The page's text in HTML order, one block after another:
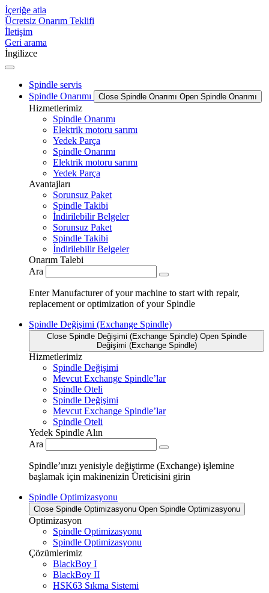
İçeriğe atla
Ücretsiz Onarım Teklifi
İletişim
Geri arama
İngilizce
Spindle servis
Spindle Onarımı
Close Spindle Onarımı Open Spindle Onarımı
Hizmetlerimiz
Spindle Onarımı
Elektrik motoru sarımı
Yedek Parça
Spindle Onarımı
Elektrik motoru sarımı
Yedek Parça
Avantajları
Sorunsuz Paket
Spindle Takibi
İndirilebilir Belgeler
Sorunsuz Paket
Spindle Takibi
İndirilebilir Belgeler
Onarım Talebi
Ara
Enter Manufacturer of your machine to start with repair,
replacement or optimization of your Spindle
Spindle Değişimi (Exchange Spindle)
Close Spindle Değişimi (Exchange Spindle) Open Spindle
Değişimi (Exchange Spindle)
Hizmetlerimiz
Spindle Değişimi
Mevcut Exchange Spindle’lar
Spindle Oteli
Spindle Değişimi
Mevcut Exchange Spindle’lar
Spindle Oteli
Yedek Spindle Alın
Ara
Spindle’ınızı yenisiyle değiştirme (Exchange) işlemine
başlamak için makinenizin Üreticisini girin
Spindle Optimizasyonu
Close Spindle Optimizasyonu Open Spindle Optimizasyonu
Optimizasyon
Spindle Optimizasyonu
Spindle Optimizasyonu
Çözümlerimiz
BlackBoy I
BlackBoy II
HSK63 Sıkma Sistemi